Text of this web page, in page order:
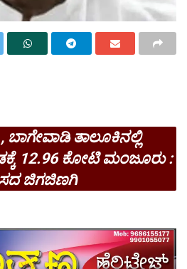
ತಾಲೂಕಿನಲ್ಲಿ
12.96 ಕೋಟಿ ಮಂಜೂರು :
ಜಿಗಜಿಣಗಿ